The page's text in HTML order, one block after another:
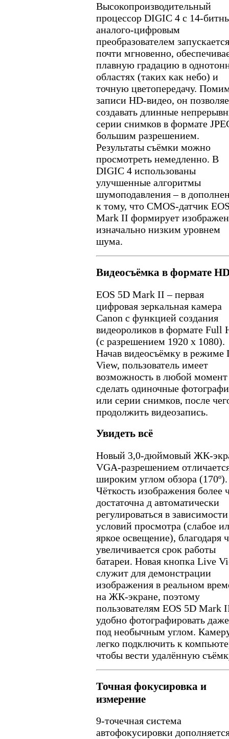
Высокопроизводительный
процессор DIGIC 4 с 14-
аналого-цифровым
преобразователем запускается
почти мгновенно,
плавную градацию в
областях (таких как небо) и
точную цветопередачу.
записи HD-видео, он
создавать длинные
серии снимков в формате
большим разрешением.
Результаты съёмки можно
просмотреть немедленно. В
DIGIC 4 использованы
улучшенные алгоритмы
шумоподавления – в
к тому, что CMOS-датчик
Mark II формирует
изначально низким уровнем
шума.
Видеосъёмка в формате
EOS 5D Mark II – первая
цифровая зеркальная камера
Canon с функцией создания
видеороликов в формате Full
(с разрешением 1920 x 1080).
Начав видеосъёмку в режиме
View, пользователь имеет
возможность в любой момент
сделать одиночные
или серии снимков, после
продолжить видеозапись.
Увидеть всё
Новый 3,0-дюймовый ЖК-
VGA-разрешением
широким углом обзора (170º).
Чёткость изображения более
достаточна д автоматически
регулироваться в
условий просмотра (слабое
яркое освещение), благодаря
увеличивается срок работы
батареи. Новая кнопка Live
служит для демонстрации
изображения в реальном
на ЖК-экране, поэтому
пользователям EOS 5D Mark
удобно фотографировать даже
под необычным углом.
легко подключить к
чтобы вести удалённую
Точная фокусировка и
измерение
9-точечная система
автофокусировки